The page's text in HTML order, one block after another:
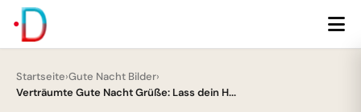
Startseite›Gute Nacht Bilder›
Verträumte Gute Nacht Grüße: Lass dein H...